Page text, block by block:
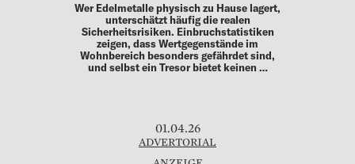
Wer Edelmetalle physisch zu Hause lagert,
unterschätzt häufig die realen
Sicherheitsrisiken. Einbruchstatistiken
zeigen, dass Wertgegenstände im
Wohnbereich besonders gefährdet sind,
und selbst ein Tresor bietet keinen …
01.04.26
ADVERTORIAL